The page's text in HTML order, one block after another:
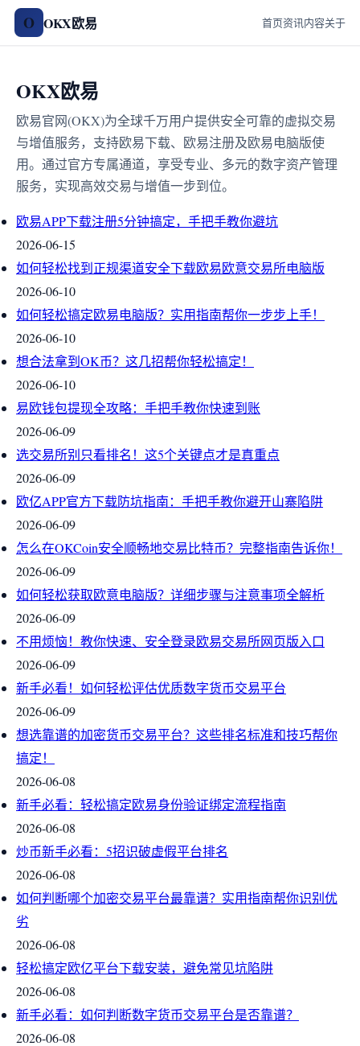
O OKX欧易 首页资讯内容关于
OKX欧易
欧易官网(OKX)为全球千万用户提供安全可靠的虚拟交易
与增值服务，支持欧易下载、欧易注册及欧易电脑版使
用。通过官方专属通道，享受专业、多元的数字资产管理
服务，实现高效交易与增值一步到位。
欧易APP下载注册5分钟搞定，手把手教你避坑
2026-06-15
如何轻松找到正规渠道安全下载欧易欧意交易所电脑版
2026-06-10
如何轻松搞定欧易电脑版？实用指南帮你一步步上手！
2026-06-10
想合法拿到OK币？这几招帮你轻松搞定！
2026-06-10
易欧钱包提现全攻略：手把手教你快速到账
2026-06-09
选交易所别只看排名！这5个关键点才是真重点
2026-06-09
欧亿APP官方下载防坑指南：手把手教你避开山寨陷阱
2026-06-09
怎么在OKCoin安全顺畅地交易比特币？完整指南告诉你！
2026-06-09
如何轻松获取欧意电脑版？详细步骤与注意事项全解析
2026-06-09
不用烦恼！教你快速、安全登录欧易交易所网页版入口
2026-06-09
新手必看！如何轻松评估优质数字货币交易平台
2026-06-09
想选靠谱的加密货币交易平台？这些排名标准和技巧帮你
搞定！
2026-06-08
新手必看：轻松搞定欧易身份验证绑定流程指南
2026-06-08
炒币新手必看：5招识破虚假平台排名
2026-06-08
如何判断哪个加密交易平台最靠谱？实用指南帮你识别优
劣
2026-06-08
轻松搞定欧亿平台下载安装，避免常见坑陷阱
2026-06-08
新手必看：如何判断数字货币交易平台是否靠谱？
2026-06-08